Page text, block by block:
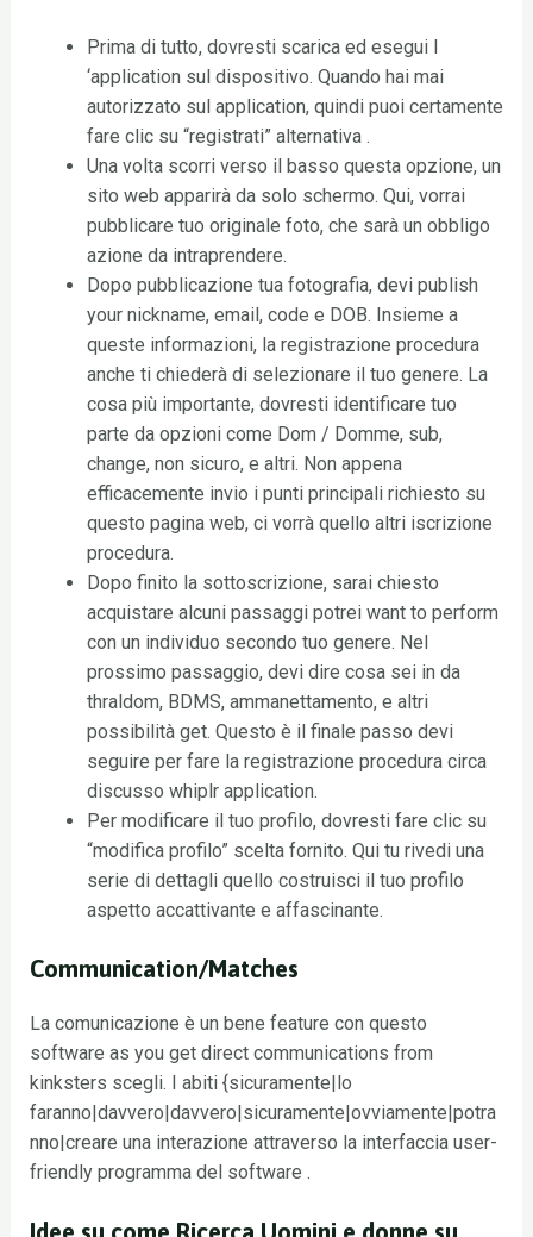
Prima di tutto, dovresti scarica ed esegui l
‘application sul dispositivo. Quando hai mai
autorizzato sul application, quindi puoi certamente
fare clic su “registrati” alternativa .
Una volta scorri verso il basso questa opzione, un
sito web apparirà da solo schermo. Qui, vorrai
pubblicare tuo originale foto, che sarà un obbligo
azione da intraprendere.
Dopo pubblicazione tua fotografia, devi publish
your nickname, email, code e DOB. Insieme a
queste informazioni, la registrazione procedura
anche ti chiederà di selezionare il tuo genere. La
cosa più importante, dovresti identificare tuo
parte da opzioni come Dom / Domme, sub,
change, non sicuro, e altri. Non appena
efficacemente invio i punti principali richiesto su
questo pagina web, ci vorrà quello altri iscrizione
procedura.
Dopo finito la sottoscrizione, sarai chiesto
acquistare alcuni passaggi potrei want to perform
con un individuo secondo tuo genere. Nel
prossimo passaggio, devi dire cosa sei in da
thraldom, BDMS, ammanettamento, e altri
possibilità get. Questo è il finale passo devi
seguire per fare la registrazione procedura circa
discusso whiplr application.
Per modificare il tuo profilo, dovresti fare clic su
“modifica profilo” scelta fornito. Qui tu rivedi una
serie di dettagli quello costruisci il tuo profilo
aspetto accattivante e affascinante.
Communication/Matches
La comunicazione è un bene feature con questo
software as you get direct communications from
kinksters scegli. I abiti {sicuramente|lo
faranno|davvero|davvero|sicuramente|ovviamente|potra
nno|creare una interazione attraverso la interfaccia user-
friendly programma del software .